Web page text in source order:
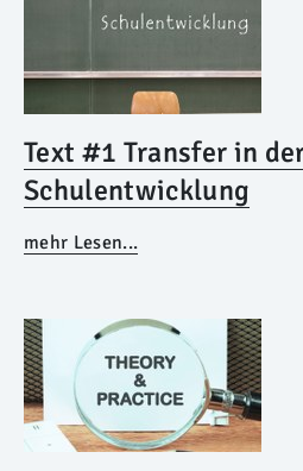
Text #1 Transfer in
Schulentwicklung
mehr Lesen...